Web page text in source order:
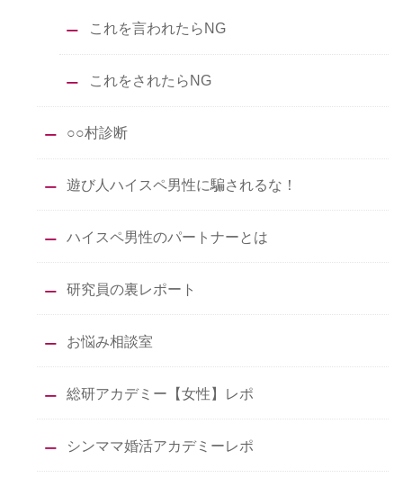
これを言われたらNG
これをされたらNG
○○村診断
遊び人ハイスペ男性に騙されるな！
ハイスペ男性のパートナーとは
研究員の裏レポート
お悩み相談室
総研アカデミー【女性】レポ
シンママ婚活アカデミーレポ